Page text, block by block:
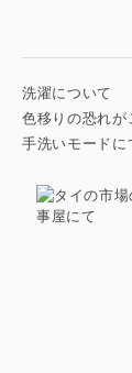
洗濯について
色移りの恐れが
手洗いモードに